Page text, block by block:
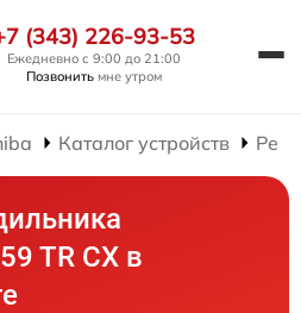
(343) 226-93-53
Ежедневно с 9:00 до 21:00
Позвонить мне утром
Каталог устройств
TR CX в